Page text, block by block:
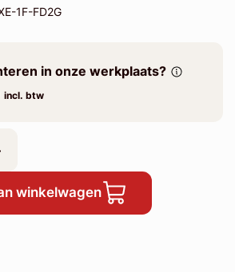
1F-FD2G
in onze werkplaats?
incl. btw
winkelwagen